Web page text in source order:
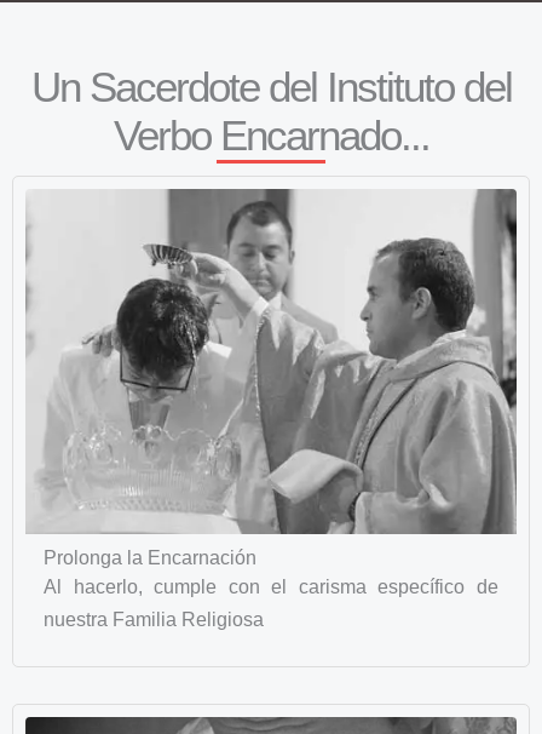
Un Sacerdote del Instituto del
Verbo Encarnado...
Prolonga la Encarnación
Al hacerlo, cumple con el carisma específico de
nuestra Familia Religiosa